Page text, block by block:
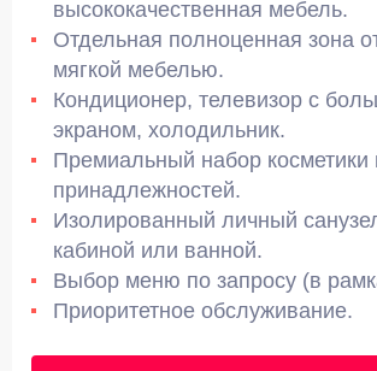
высококачественная мебель.
Отдельная полноценная зона
мягкой мебелью.
Кондиционер, телевизор с
экраном, холодильник.
Премиальный набор косметики
принадлежностей.
Изолированный личный
кабиной или ванной.
Выбор меню по запросу (в
Приоритетное обслуживание.